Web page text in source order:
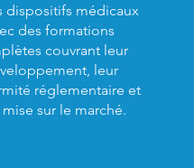
dispositifs médicaux
des formations
couvrant leur
leur
réglementaire et
sur le marché.